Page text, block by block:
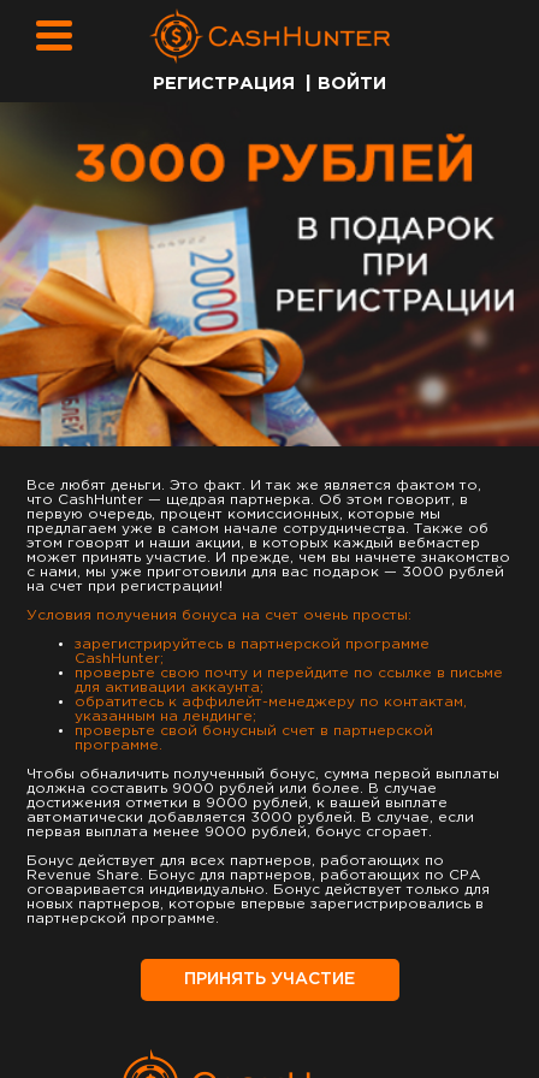
РЕГИСТРАЦИЯ ВОЙТИ
Все любят деньги. Это факт. И так же является фактом то,
что CashHunter — щедрая партнерка. Об этом говорит, в
первую очередь, процент комиссионных, которые мы
предлагаем уже в самом начале сотрудничества. Также об
этом говорят и наши акции, в которых каждый вебмастер
может принять участие. И прежде, чем вы начнете знакомство
с нами, мы уже приготовили для вас подарок — 3000 рублей
на счет при регистрации!
Условия получения бонуса на счет очень просты:
зарегистрируйтесь в партнерской программе
CashHunter;
проверьте свою почту и перейдите по ссылке в письме
для активации аккаунта;
обратитесь к аффилейт-менеджеру по контактам,
указанным на лендинге;
проверьте свой бонусный счет в партнерской
программе.
Чтобы обналичить полученный бонус, сумма первой выплаты
должна составить 9000 рублей или более. В случае
достижения отметки в 9000 рублей, к вашей выплате
автоматически добавляется 3000 рублей. В случае, если
первая выплата менее 9000 рублей, бонус сгорает.
Бонус действует для всех партнеров, работающих по
Revenue Share. Бонус для партнеров, работающих по СРА
оговаривается индивидуально. Бонус действует только для
новых партнеров, которые впервые зарегистрировались в
партнерской программе.
ПРИНЯТЬ УЧАСТИЕ